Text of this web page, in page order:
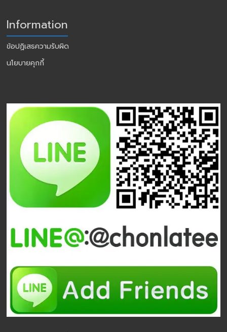
Information
ข้อปฏิเสธความรับผิด
นโยบายคุกกี้